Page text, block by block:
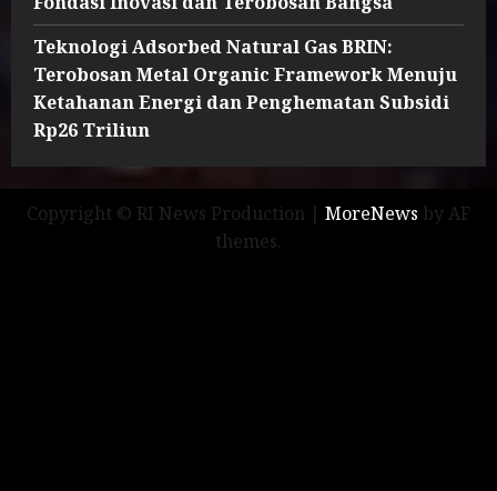
Teknologi Adsorbed Natural Gas BRIN:
Terobosan Metal Organic Framework Menuju
Ketahanan Energi dan Penghematan Subsidi
Rp26 Triliun
Copyright © RI News Production | MoreNews by AF
themes.